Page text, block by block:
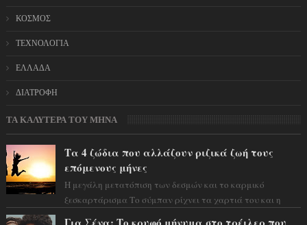
ΚΟΣΜΟΣ
ΤΕΧΝΟΛΟΓΙΑ
ΕΛΛΑΔΑ
ΔΙΑΤΡΟΦΗ
ΤΑ ΚΑΛΥΤΕΡΑ ΤΟΥ ΜΗΝΑ
Τα 4 ζώδια που αλλάζουν ριζικά ζωή τους
επόμενους μήνες
Η μεγάλη μετατόπιση των δεσμών και το καρμικό
ξεσκαρτάρισμα Το σύμπαν ρίχνει τα χαρτιά του και η